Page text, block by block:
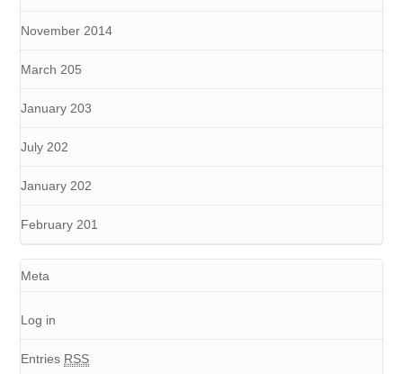
November 2014
March 205
January 203
July 202
January 202
February 201
Meta
Log in
Entries RSS